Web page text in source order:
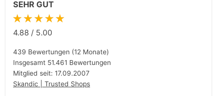
SEHR GUT
★★★★★
4.88 / 5.00
439 Bewertungen (12 Monate)
Insgesamt 51.461 Bewertungen
Mitglied seit: 17.09.2007
Skandic | Trusted Shops